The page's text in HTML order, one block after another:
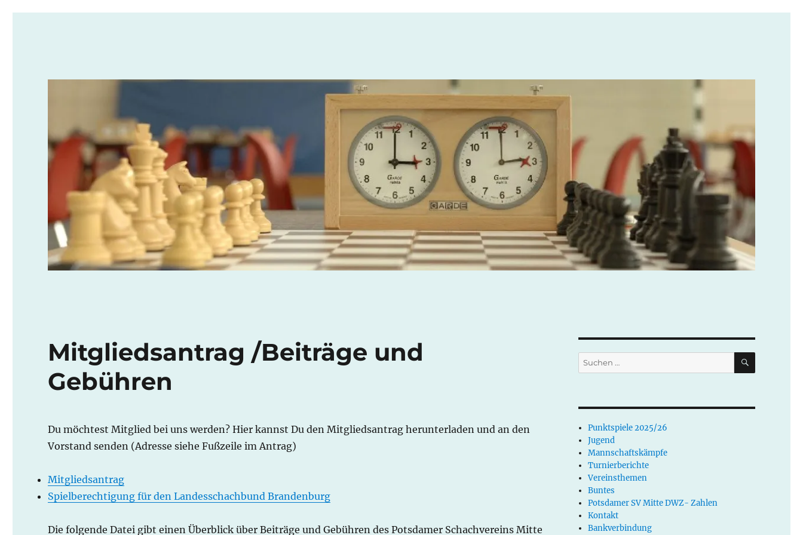
Mitgliedsantrag /Beiträge und
Gebühren
Du möchtest Mitglied bei uns werden? Hier kannst Du den Mitgliedsantrag herunterladen und an den
Vorstand senden (Adresse siehe Fußzeile im Antrag)
Mitgliedsantrag
Spielberechtigung für den Landesschachbund Brandenburg
Die folgende Datei gibt einen Überblick über Beiträge und Gebühren des Potsdamer Schachvereins Mitte
Suchen
nach:
SUCHEN
Punktspiele 2025/26
Jugend
Mannschaftskämpfe
Turnierberichte
Vereinsthemen
Buntes
Potsdamer SV Mitte DWZ- Zahlen
Kontakt
Bankverbindung